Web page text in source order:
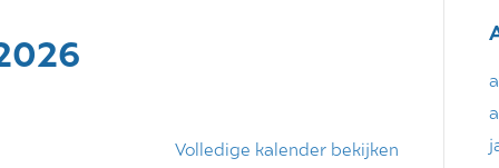
Volledige kalender bekijken